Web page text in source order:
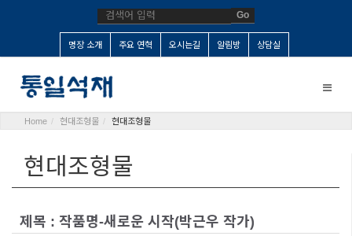
Go
명장 소개 주요 연혁 오시는길 알림방 상담실
Toggle
Home 현대조형물 현대조형물
현대조형물
제목 : 작품명-새로운 시작(박근우 작가)